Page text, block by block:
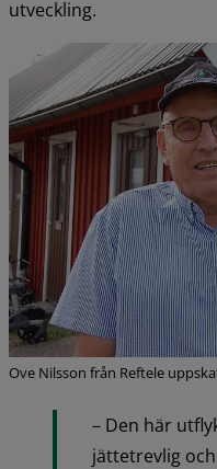
utveckling.
Ove Nilsson från Reftele
– Den här
jättetrevlig